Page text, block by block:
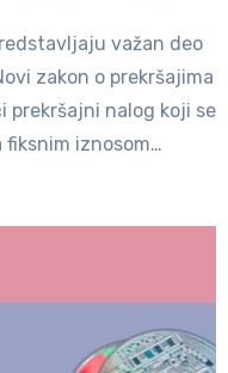
zakon o prekršajima
prekršajni nalog koji se
fiksnim iznosom…